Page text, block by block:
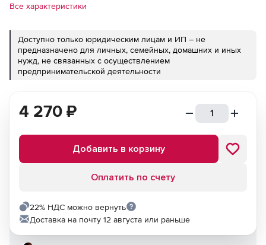
Все характеристики
Доступно только юридическим лицам и ИП – не
предназначено для личных, семейных, домашних и иных
нужд, не связанных с осуществлением
предпринимательской деятельности
4 270 ₽
Добавить в корзину
Оплатить по счету
22% НДС можно вернуть
Доставка на почту 12 августа или раньше